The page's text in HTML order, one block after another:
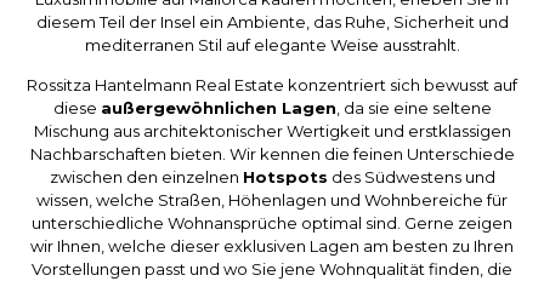
diesem Teil der Insel ein Ambiente, das Ruhe, Sicherheit und
mediterranen Stil auf elegante Weise ausstrahlt.
Rossitza Hantelmann Real Estate konzentriert sich bewusst auf
diese außergewöhnlichen Lagen , da sie eine seltene
Mischung aus architektonischer Wertigkeit und erstklassigen
Nachbarschaften bieten. Wir kennen die feinen Unterschiede
zwischen den einzelnen Hotspots des Südwestens und
wissen, welche Straßen, Höhenlagen und Wohnbereiche für
unterschiedliche Wohnansprüche optimal sind. Gerne zeigen
wir Ihnen, welche dieser exklusiven Lagen am besten zu Ihren
Vorstellungen passt und wo Sie jene Wohnqualität finden, die